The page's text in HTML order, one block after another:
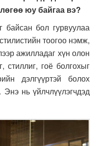
юу байгаа вэ?
бол гурвуулаа
тоогоо нэмж,
ажилладаг хүн олон
стиллиг, гоё болгохыг
дэлгүүртэй болох
нь үйлчлүүлэгчдэд